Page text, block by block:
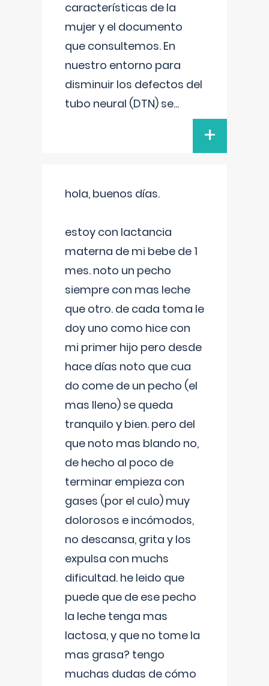
características de la
mujer y el documento
que consultemos. En
nuestro entorno para
disminuir los defectos del
tubo neural (DTN) se...
+
hola, buenos días.
estoy con lactancia
materna de mi bebe de 1
mes. noto un pecho
siempre con mas leche
que otro. de cada toma le
doy uno como hice con
mi primer hijo pero desde
hace días noto que cua
do come de un pecho (el
mas lleno) se queda
tranquilo y bien. pero del
que noto mas blando no,
de hecho al poco de
terminar empieza con
gases (por el culo) muy
dolorosos e incómodos,
no descansa, grita y los
expulsa con muchs
dificultad. he leido que
puede que de ese pecho
la leche tenga mas
lactosa, y que no tome la
mas grasa? tengo
muchas dudas de cómo